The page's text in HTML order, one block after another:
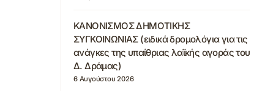
ΚΑΝΟΝΙΣΜΟΣ ΔΗΜΟΤΙΚΗΣ
ΣΥΓΚΟΙΝΩΝΙΑΣ (ειδικά δρομολόγια για τις
ανάγκες της υπαίθριας λαϊκής αγοράς του
Δ. Δράμας)
6 Αυγούστου 2026